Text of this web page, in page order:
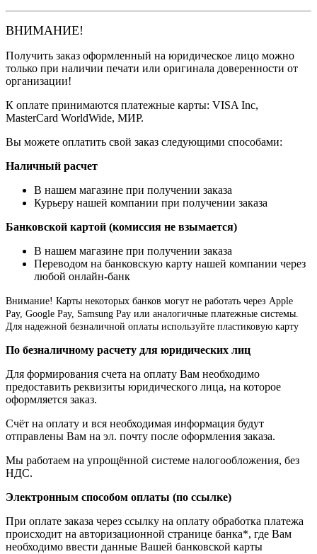
ВНИМАНИЕ!
Получить заказ оформленный на юридическое лицо можно
только при наличии печати или оригинала доверенности от
организации!
К оплате принимаются платежные карты: VISA Inc,
MasterCard WorldWide, МИР.
Вы можете оплатить свой заказ следующими способами:
Наличный расчет
В нашем магазине при получении заказа
Курьеру нашей компании при получении заказа
Банковской картой (комиссия не взымается)
В нашем магазине при получении заказа
Переводом на банковскую карту нашей компании через
любой онлайн-банк
Внимание! Карты некоторых банков могут не работать через Apple
Pay, Google Pay, Samsung Pay или аналогичные платежные системы.
Для надежной безналичной оплаты используйте пластиковую карту
По безналичному расчету для юридических лиц
Для формирования счета на оплату Вам необходимо
предоставить реквизиты юридического лица, на которое
оформляется заказ.
Счёт на оплату и вся необходимая информация будут
отправлены Вам на эл. почту после оформления заказа.
Мы работаем на упрощённой системе налогообложения, без
НДС.
Электронным способом оплаты (по ссылке)
При оплате заказа через ссылку на оплату обработка платежа
происходит на авторизационной странице банка*, где Вам
необходимо ввести данные Вашей банковской карты